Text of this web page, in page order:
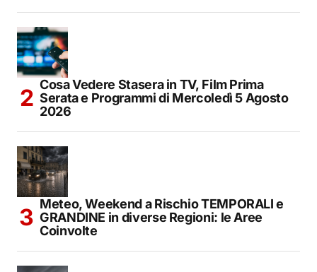
Cosa Vedere Stasera in TV, Film Prima
Serata e Programmi di Mercoledì 5 Agosto
2026
Meteo, Weekend a Rischio TEMPORALI e
GRANDINE in diverse Regioni: le Aree
Coinvolte